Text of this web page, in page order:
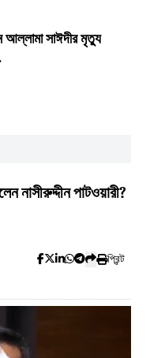
আল্লামা সাঈদীর মৃত্যু
নাসীরুদ্দীন পাটওয়ারী?
প্রিন্ট